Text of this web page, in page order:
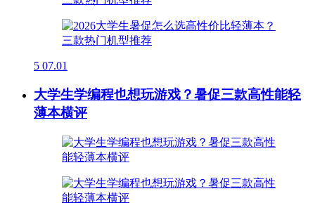
5 07.01
大学生学编程也想玩游戏？暑促三款高性能轻
薄本横评